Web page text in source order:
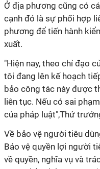
Ở địa phương cũng có
cạnh đó là sự phối hợp
phương để tiến hành
xuất.
"Hiện nay, theo chỉ đạo
tôi đang lên kế hoạch
bảo công tác này được
liên tục. Nếu có sai
của pháp luật",Thứ
Về bảo vệ người tiêu
Bảo vệ quyền lợi người
về quyền, nghĩa vụ và